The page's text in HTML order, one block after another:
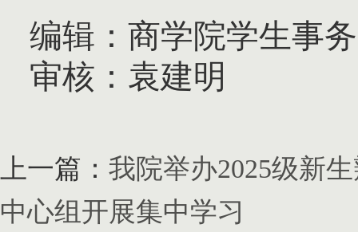
编辑：商学院学生事
审核：袁建明
上一篇： 我院举办2025级新
中心组开展集中学习